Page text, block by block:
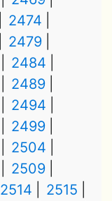
2474
2479
2484
2489
2494
2499
2504
2509
2514
2515